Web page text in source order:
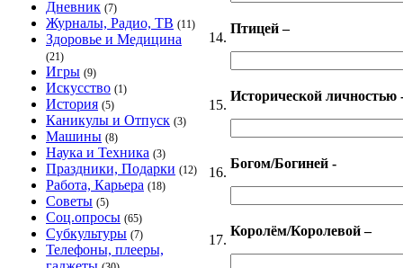
Дневник (7)
Журналы, Радио, ТВ (11)
Здоровье и Медицина
(21)
Игры (9)
Искусство (1)
История (5)
Каникулы и Отпуск (3)
Машины (8)
Наука и Техника (3)
Праздники, Подарки (12)
Работа, Карьера (18)
Советы (5)
Соц.опросы (65)
Субкультуры (7)
Телефоны, плееры,
14.
Птицей –
15.
Исторической личностью
16.
Богом/Богиней -
17.
Королём/Королевой –